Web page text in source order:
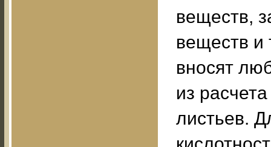
веществ,
веществ и
вносят
из
листьев.